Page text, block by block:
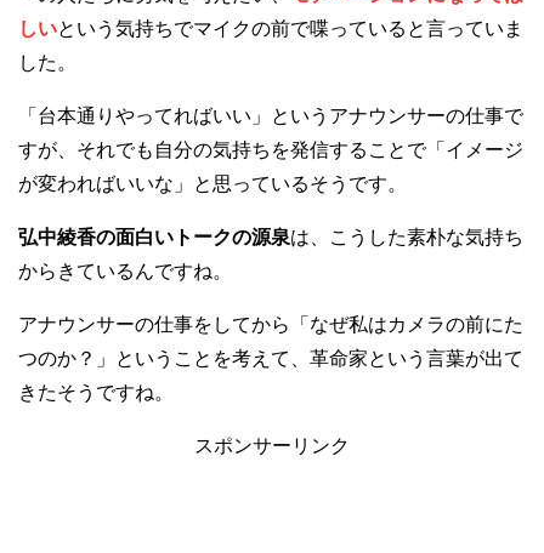
しいという気持ちでマイクの前で喋っていると言っていま
した。
「台本通りやってればいい」というアナウンサーの仕事で
すが、それでも自分の気持ちを発信することで「イメージ
が変わればいいな」と思っているそうです。
弘中綾香の面白いトークの源泉は、こうした素朴な気持ち
からきているんですね。
アナウンサーの仕事をしてから「なぜ私はカメラの前にた
つのか？」ということを考えて、革命家という言葉が出て
きたそうですね。
スポンサーリンク